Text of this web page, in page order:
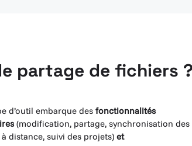
partage de fichiers ?
d’outil embarque des fonctionnalités
(modification, partage, synchronisation des
distance, suivi des projets) et